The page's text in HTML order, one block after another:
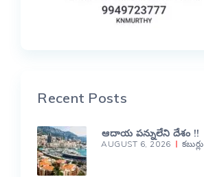
Recent Posts
ఆదాయ పన్నులేని దేశం !!
AUGUST 6, 2026 కబుర్లు